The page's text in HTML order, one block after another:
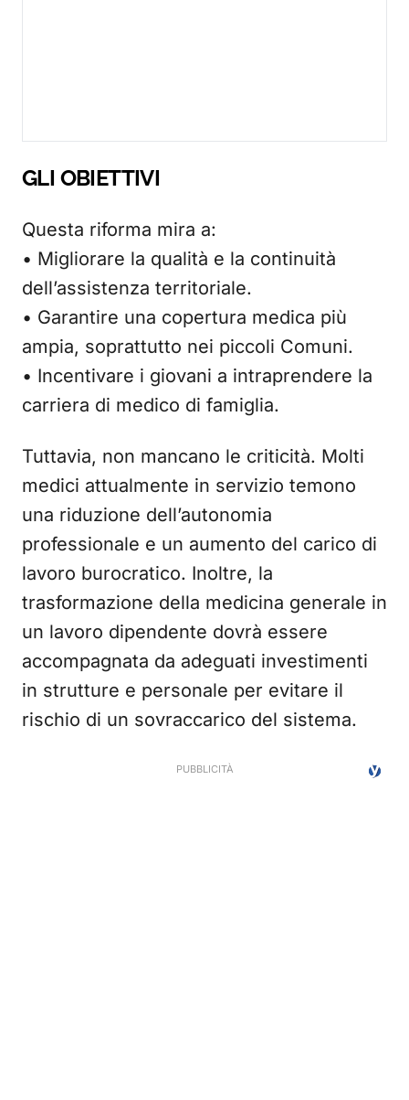
GLI OBIETTIVI
Questa riforma mira a:
• Migliorare la qualità e la continuità
dell’assistenza territoriale.
• Garantire una copertura medica più
ampia, soprattutto nei piccoli Comuni.
• Incentivare i giovani a intraprendere la
carriera di medico di famiglia.
Tuttavia, non mancano le criticità. Molti
medici attualmente in servizio temono
una riduzione dell’autonomia
professionale e un aumento del carico di
lavoro burocratico. Inoltre, la
trasformazione della medicina generale in
un lavoro dipendente dovrà essere
accompagnata da adeguati investimenti
in strutture e personale per evitare il
rischio di un sovraccarico del sistema.